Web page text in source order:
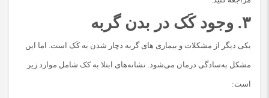
۳. وجود کَک در بدن گربه
یکی دیگر از مشکلات و بیماری های گربه دچار شدن به کَک است. اما این
مشکل به‌سادگی درمان می‌شود. نشانه‌های ابتلا به کک شامل موارد زیر
است: